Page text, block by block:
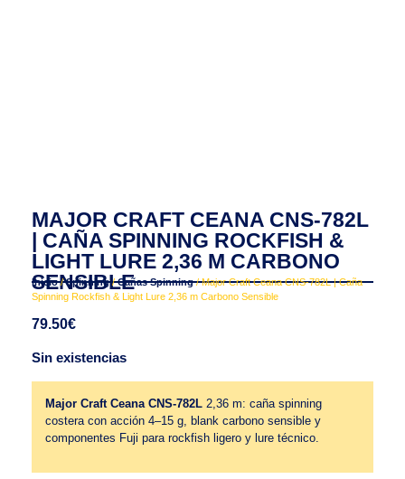
MAJOR CRAFT CEANA CNS-782L
| CAÑA SPINNING ROCKFISH &
LIGHT LURE 2,36 M CARBONO
SENSIBLE
Inicio/Spinning/Cañas Spinning/ Major Craft Ceana CNS-782L | Caña
Spinning Rockfish & Light Lure 2,36 m Carbono Sensible
79.50€
Sin existencias
Major Craft Ceana CNS-782L 2,36 m: caña spinning
costera con acción 4–15 g, blank carbono sensible y
componentes Fuji para rockfish ligero y lure técnico.